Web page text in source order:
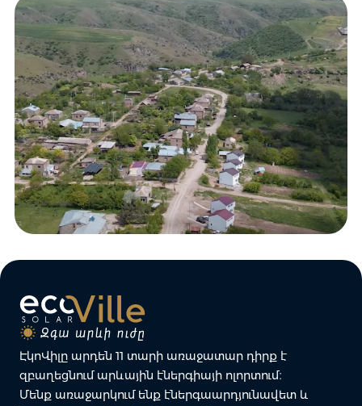
ԷկոՎիլը արդեն 11 տարի առաջատար դիրք է
զբաղեցնում արևային էներգիայի ոլորտում։
Մենք առաջարկում ենք էներգաարդյունավետ և